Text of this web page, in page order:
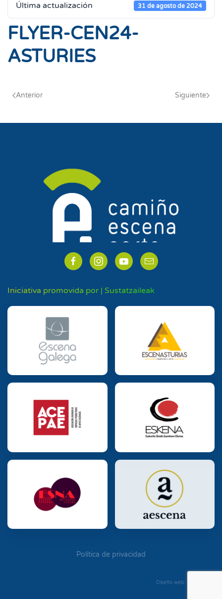
Última actualización 31 de agosto de 2024
FLYER-CEN24-
ASTURIES
Anterior Siguiente
Iniciativa promovida por | Sustatzaileak
Política de privacidad
Diseño web: Diego Seixo